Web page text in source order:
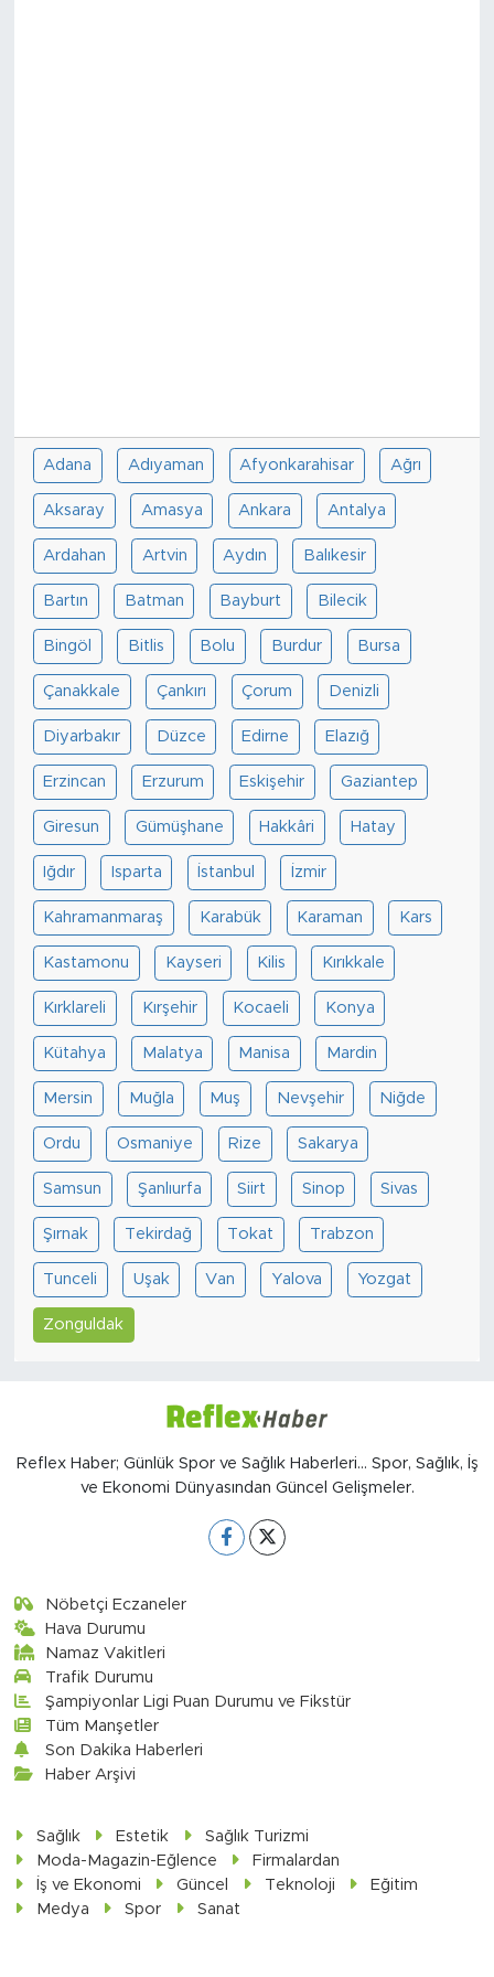
Adana Adıyaman Afyonkarahisar Ağrı
Aksaray Amasya Ankara Antalya
Ardahan Artvin Aydın Balıkesir
Bartın Batman Bayburt Bilecik
Bingöl Bitlis Bolu Burdur Bursa
Çanakkale Çankırı Çorum Denizli
Diyarbakır Düzce Edirne Elazığ
Erzincan Erzurum Eskişehir Gaziantep
Giresun Gümüşhane Hakkâri Hatay
Iğdır Isparta İstanbul İzmir
Kahramanmaraş Karabük Karaman Kars
Kastamonu Kayseri Kilis Kırıkkale
Kırklareli Kırşehir Kocaeli Konya
Kütahya Malatya Manisa Mardin
Mersin Muğla Muş Nevşehir Niğde
Ordu Osmaniye Rize Sakarya
Samsun Şanlıurfa Siirt Sinop Sivas
Şırnak Tekirdağ Tokat Trabzon
Tunceli Uşak Van Yalova Yozgat
Zonguldak
Reflex Haber; Günlük Spor ve Sağlık Haberleri... Spor, Sağlık, İş
ve Ekonomi Dünyasından Güncel Gelişmeler.
Nöbetçi Eczaneler
Hava Durumu
Namaz Vakitleri
Trafik Durumu
Şampiyonlar Ligi Puan Durumu ve Fikstür
Tüm Manşetler
Son Dakika Haberleri
Haber Arşivi
Sağlık Estetik
Sağlık Turizmi
Moda-Magazin-Eğlence
Firmalardan
İş ve Ekonomi
Güncel Teknoloji
Eğitim
Medya
Spor Sanat